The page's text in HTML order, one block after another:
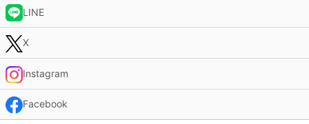
LINE
X
Instagram
Facebook